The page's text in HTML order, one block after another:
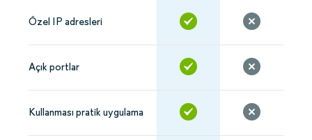
Özel IP adresleri
Açık portlar
Kullanması pratik uygulama